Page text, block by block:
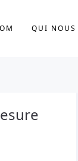
QUI NOUS